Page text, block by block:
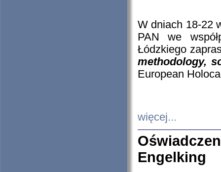
W dniach 18-22
PAN we
Łódzkiego
methodology,
European
więcej...
Engelking